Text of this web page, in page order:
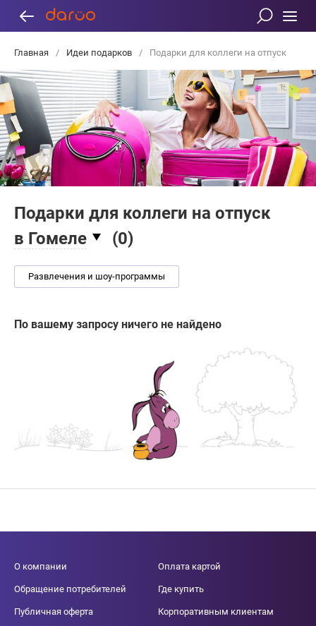
Главная / Идеи подарков / Подарки для коллеги на отпуск
Подарки для коллеги на отпуск
в Гомеле
(0)
Развлечения и шоу-программы
По вашему запросу ничего не найдено
О компании
Обращение потребителей
Публичная оферта
Оплата картой
Где купить
Корпоративным клиентам